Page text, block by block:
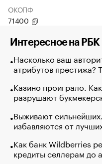
ОКОПФ
71400
Интересное на РБК
Насколько ваш
атрибутов престижа?
Казино проиграло.
разрушают
Выживают
избавляются от
Как банк Wildberries
кредиты селлерам до